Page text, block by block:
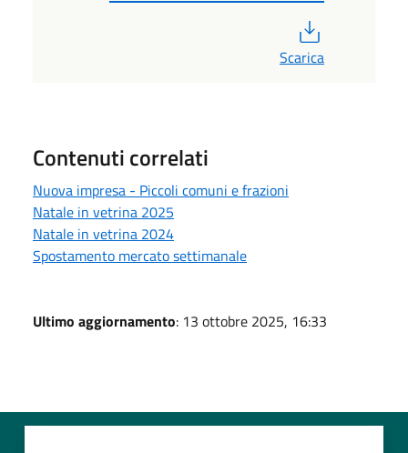
Scarica
Contenuti correlati
Nuova impresa - Piccoli comuni e frazioni
Natale in vetrina 2025
Natale in vetrina 2024
Spostamento mercato settimanale
Ultimo aggiornamento: 13 ottobre 2025, 16:33